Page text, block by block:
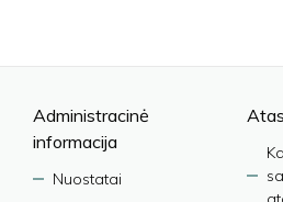
Administracinė
informacija
Nuostatai